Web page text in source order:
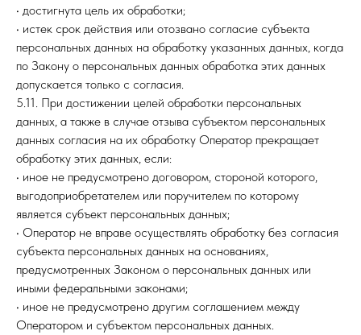
• достигнута цель их обработки;
• истек срок действия или отозвано согласие субъекта
персональных данных на обработку указанных данных, когда
по Закону о персональных данных обработка этих данных
допускается только с согласия.
5.11. При достижении целей обработки персональных
данных, а также в случае отзыва субъектом персональных
данных согласия на их обработку Оператор прекращает
обработку этих данных, если:
• иное не предусмотрено договором, стороной которого,
выгодоприобретателем или поручителем по которому
является субъект персональных данных;
• Оператор не вправе осуществлять обработку без согласия
субъекта персональных данных на основаниях,
предусмотренных Законом о персональных данных или
иными федеральными законами;
• иное не предусмотрено другим соглашением между
Оператором и субъектом персональных данных.